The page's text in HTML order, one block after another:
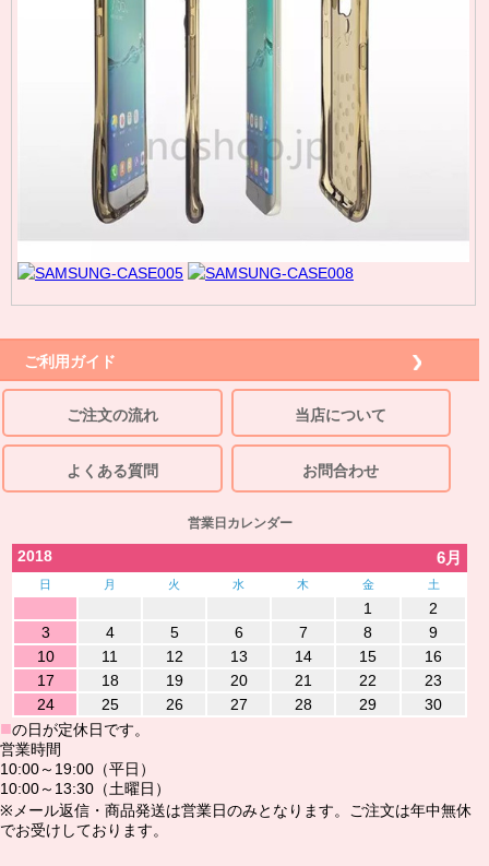
ご利用ガイド
ご注文の流れ 当店について
よくある質問 お問合わせ
営業日カレンダー
2018 6月
日 月 火 水 木 金 土
1
2
3
4 5 6 7 8
9
10
11 12 13 14 15
16
17
18 19 20 21 22
23
24
25 26 27 28 29 30
■の日が定休日です。
営業時間
10:00～19:00（平日）
10:00～13:30（土曜日）
※メール返信・商品発送は営業日のみとなります。ご注文は年中無休
でお受けしております。